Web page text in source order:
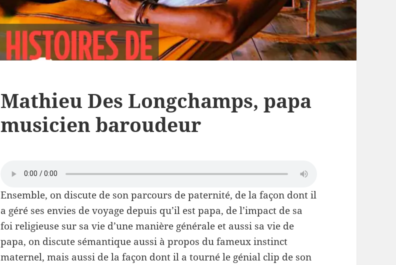
Mathieu Des Longchamps, papa
musicien baroudeur
Ensemble, on discute de son parcours de paternité, de la façon dont il
a géré ses envies de voyage depuis qu’il est papa, de l’impact de sa
foi religieuse sur sa vie d’une manière générale et aussi sa vie de
papa, on discute sémantique aussi à propos du fameux instinct
maternel, mais aussi de la façon dont il a tourné le génial clip de son